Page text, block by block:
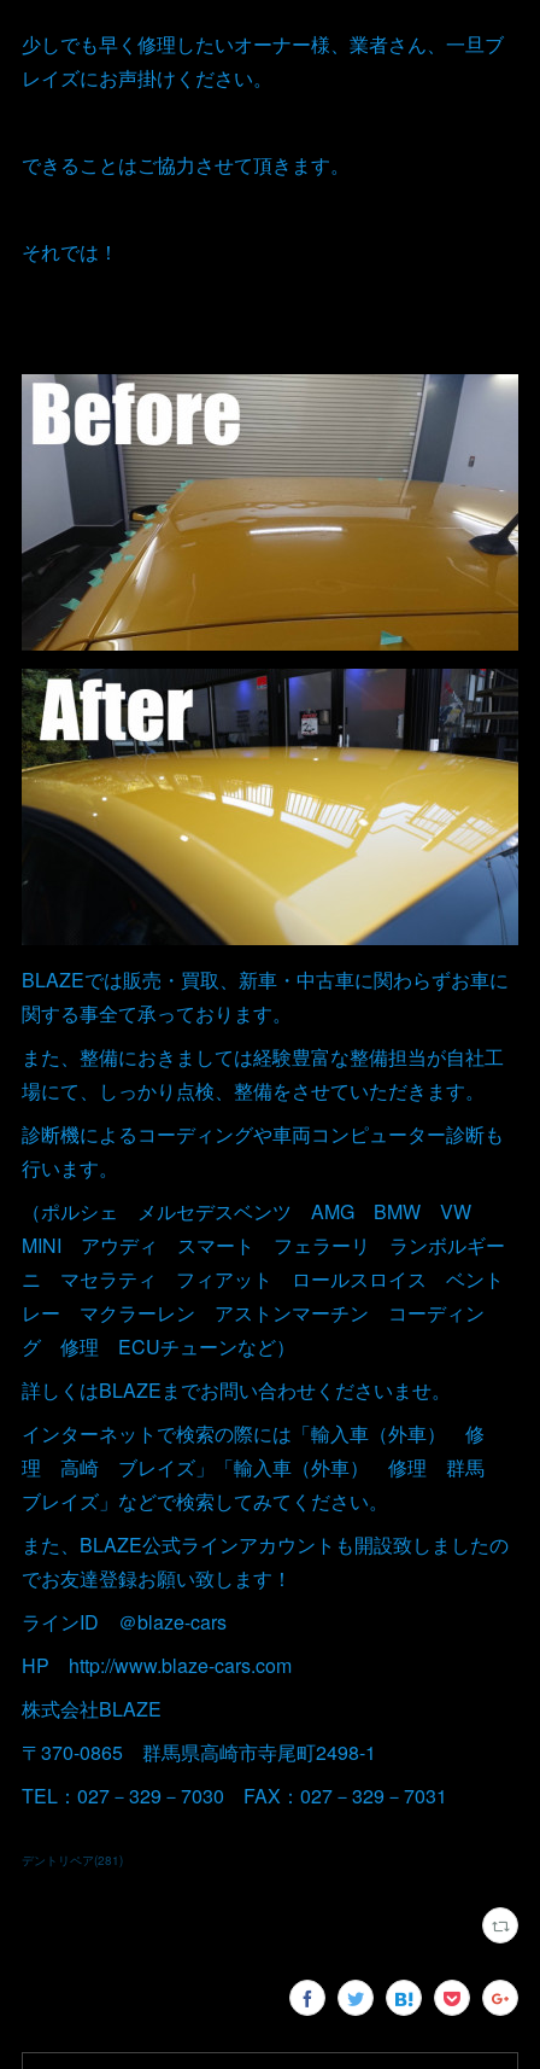
少しでも早く修理したいオーナー様、業者さん、一旦ブ
レイズにお声掛けください。
できることはご協力させて頂きます。
それでは！
BLAZEでは販売・買取、新車・中古車に関わらずお車に
関する事全て承っております。
また、整備におきましては経験豊富な整備担当が自社工
場にて、しっかり点検、整備をさせていただきます。
診断機によるコーディングや車両コンピューター診断も
行います。
（ポルシェ メルセデスベンツ AMG BMW VW
MINI アウディ スマート フェラーリ ランボルギー
ニ マセラティ フィアット ロールスロイス ベント
レー マクラーレン アストンマーチン コーディン
グ 修理 ECUチューンなど）
詳しくはBLAZEまでお問い合わせくださいませ。
インターネットで検索の際には「輸入車（外車） 修
理 高崎 ブレイズ」「輸入車（外車） 修理 群馬
ブレイズ」などで検索してみてください。
また、BLAZE公式ラインアカウントも開設致しましたの
でお友達登録お願い致します！
ラインID ＠blaze-cars
HP http://www.blaze-cars.com
株式会社BLAZE
〒370-0865 群馬県高崎市寺尾町2498-1
TEL：027－329－7030 FAX：027－329－7031
デントリペア(281)